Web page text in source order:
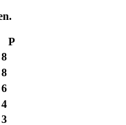
P
8
8
6
4
3